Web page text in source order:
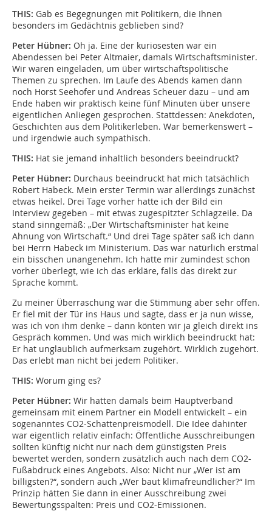
THIS: Gab es Begegnungen mit Politikern, die Ihnen
besonders im Gedächtnis geblieben sind?
Peter Hübner: Oh ja. Eine der kuriosesten war ein
Abendessen bei Peter Altmaier, damals Wirtschaftsminister.
Wir waren eingeladen, um über wirtschaftspolitische
Themen zu sprechen. Im Laufe des Abends kamen dann
noch Horst Seehofer und Andreas Scheuer dazu – und am
Ende haben wir praktisch keine fünf Minuten über unsere
eigentlichen Anliegen gesprochen. Stattdessen: Anekdoten,
Geschichten aus dem Politikerleben. War bemerkenswert –
und irgendwie auch sympathisch.
THIS: Hat sie jemand inhaltlich besonders beeindruckt?
Peter Hübner: Durchaus beeindruckt hat mich tatsächlich
Robert Habeck. Mein erster Termin war allerdings zunächst
etwas heikel. Drei Tage vorher hatte ich der Bild ein
Interview gegeben – mit etwas zugespitzter Schlagzeile. Da
stand sinngemäß: „Der Wirtschaftsminister hat keine
Ahnung von Wirtschaft.“ Und drei Tage später saß ich dann
bei Herrn Habeck im Ministerium. Das war natürlich erstmal
ein bisschen unangenehm. Ich hatte mir zumindest schon
vorher überlegt, wie ich das erkläre, falls das direkt zur
Sprache kommt.
Zu meiner Überraschung war die Stimmung aber sehr offen.
Er fiel mit der Tür ins Haus und sagte, dass er ja nun wisse,
was ich von ihm denke – dann könten wir ja gleich direkt ins
Gespräch kommen. Und was mich wirklich beeindruckt hat:
Er hat unglaublich aufmerksam zugehört. Wirklich zugehört.
Das erlebt man nicht bei jedem Politiker.
THIS: Worum ging es?
Peter Hübner: Wir hatten damals beim Hauptverband
gemeinsam mit einem Partner ein Modell entwickelt – ein
sogenanntes CO2-Schattenpreismodell. Die Idee dahinter
war eigentlich relativ einfach: Öffentliche Ausschreibungen
sollten künftig nicht nur nach dem günstigsten Preis
bewertet werden, sondern zusätzlich auch nach dem CO2-
Fußabdruck eines Angebots. Also: Nicht nur „Wer ist am
billigsten?“, sondern auch „Wer baut klimafreundlicher?“ Im
Prinzip hätten Sie dann in einer Ausschreibung zwei
Bewertungsspalten: Preis und CO2-Emissionen.